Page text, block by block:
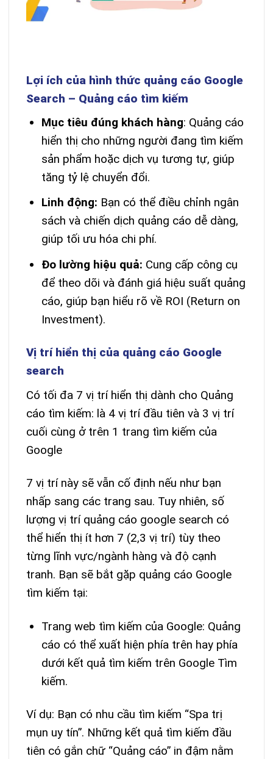
Lợi ích của hình thức quảng cáo Google
Search – Quảng cáo tìm kiếm
Mục tiêu đúng khách hàng: Quảng cáo
hiển thị cho những người đang tìm kiếm
sản phẩm hoặc dịch vụ tương tự, giúp
tăng tỷ lệ chuyển đổi.
Linh động: Bạn có thể điều chỉnh ngân
sách và chiến dịch quảng cáo dễ dàng,
giúp tối ưu hóa chi phí.
Đo lường hiệu quả: Cung cấp công cụ
để theo dõi và đánh giá hiệu suất quảng
cáo, giúp bạn hiểu rõ về ROI (Return on
Investment).
Vị trí hiển thị của quảng cáo Google
search
Có tối đa 7 vị trí hiển thị dành cho Quảng
cáo tìm kiếm: là 4 vị trí đầu tiên và 3 vị trí
cuối cùng ở trên 1 trang tìm kiếm của
Google
7 vị trí này sẽ vẫn cố định nếu như bạn
nhấp sang các trang sau. Tuy nhiên, số
lượng vị trí quảng cáo google search có
thể hiển thị ít hơn 7 (2,3 vị trí) tùy theo
từng lĩnh vực/ngành hàng và độ cạnh
tranh. Bạn sẽ bắt gặp quảng cáo Google
tìm kiếm tại:
Trang web tìm kiếm của Google: Quảng
cáo có thể xuất hiện phía trên hay phía
dưới kết quả tìm kiếm trên Google Tìm
kiếm.
Ví dụ: Bạn có nhu cầu tìm kiếm “Spa trị
mụn uy tín”. Những kết quả tìm kiếm đầu
tiên có gắn chữ “Quảng cáo” in đậm nằm